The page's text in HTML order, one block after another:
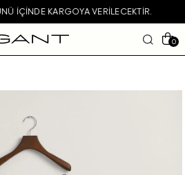
IÇINDE KARGOYA VERILECEKTIR.
0